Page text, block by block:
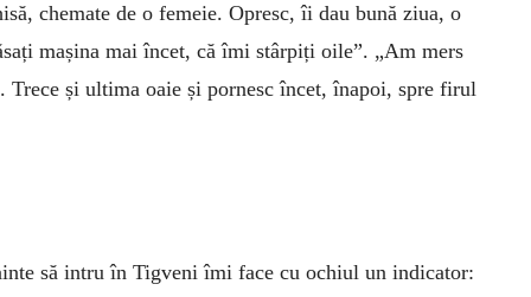
chemate de o femeie. Opresc, îi dau bună ziua, o
mașina mai încet, că îmi stârpiți oile”. „Am mers
și ultima oaie și pornesc încet, înapoi, spre firul
să intru în Tigveni îmi face cu ochiul un indicator: